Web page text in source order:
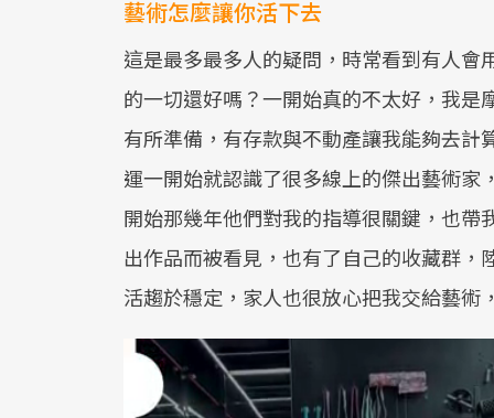
藝術怎麼讓你活下去
這是最多最多人的疑問，時常看到有人
的一切還好嗎？一開始真的不太好，我
有所準備，有存款與不動產讓我能夠去
運一開始就認識了很多線上的傑出藝術
開始那幾年他們對我的指導很關鍵，也
出作品而被看見，也有了自己的收藏群
活趨於穩定，家人也很放心把我交給藝術